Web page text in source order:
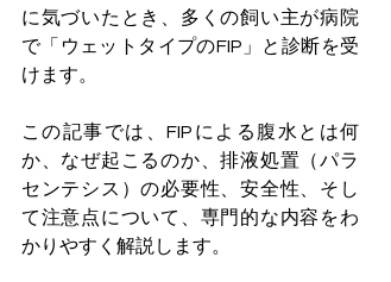
に気づいたとき、多くの飼い主が病院
で「ウェットタイプのFIP」と診断を受
けます。
この記事では、FIPによる腹水とは何
か、なぜ起こるのか、排液処置（パラ
センテシス）の必要性、安全性、そし
て注意点について、専門的な内容をわ
かりやすく解説します。